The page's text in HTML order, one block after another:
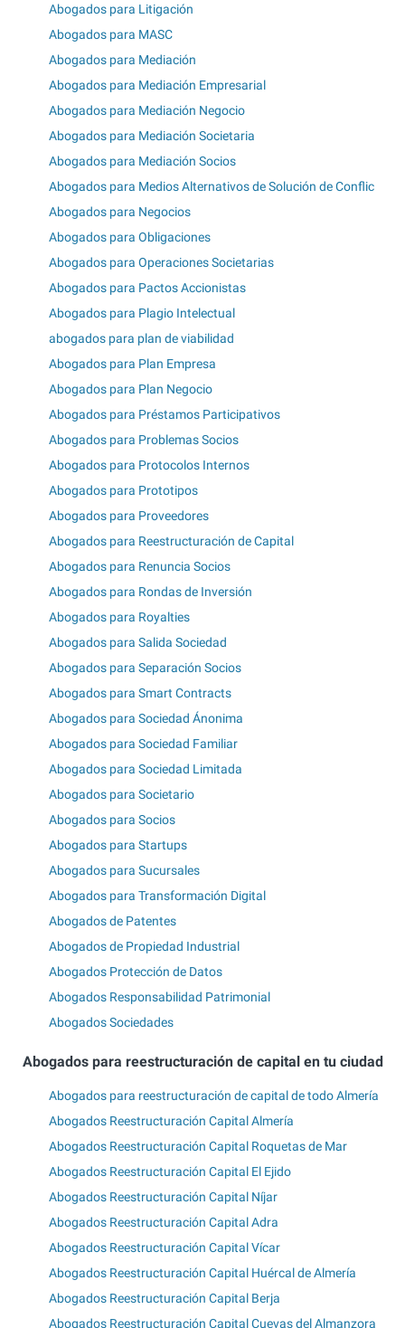
Abogados para Litigación
Abogados para MASC
Abogados para Mediación
Abogados para Mediación Empresarial
Abogados para Mediación Negocio
Abogados para Mediación Societaria
Abogados para Mediación Socios
Abogados para Medios Alternativos de Solución de Conflic
Abogados para Negocios
Abogados para Obligaciones
Abogados para Operaciones Societarias
Abogados para Pactos Accionistas
Abogados para Plagio Intelectual
abogados para plan de viabilidad
Abogados para Plan Empresa
Abogados para Plan Negocio
Abogados para Préstamos Participativos
Abogados para Problemas Socios
Abogados para Protocolos Internos
Abogados para Prototipos
Abogados para Proveedores
Abogados para Reestructuración de Capital
Abogados para Renuncia Socios
Abogados para Rondas de Inversión
Abogados para Royalties
Abogados para Salida Sociedad
Abogados para Separación Socios
Abogados para Smart Contracts
Abogados para Sociedad Ánonima
Abogados para Sociedad Familiar
Abogados para Sociedad Limitada
Abogados para Societario
Abogados para Socios
Abogados para Startups
Abogados para Sucursales
Abogados para Transformación Digital
Abogados de Patentes
Abogados de Propiedad Industrial
Abogados Protección de Datos
Abogados Responsabilidad Patrimonial
Abogados Sociedades
Abogados para reestructuración de capital en tu ciudad
Abogados para reestructuración de capital de todo Almería
Abogados Reestructuración Capital Almería
Abogados Reestructuración Capital Roquetas de Mar
Abogados Reestructuración Capital El Ejido
Abogados Reestructuración Capital Níjar
Abogados Reestructuración Capital Adra
Abogados Reestructuración Capital Vícar
Abogados Reestructuración Capital Huércal de Almería
Abogados Reestructuración Capital Berja
Abogados Reestructuración Capital Cuevas del Almanzora